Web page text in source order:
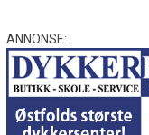
ANNONSE: